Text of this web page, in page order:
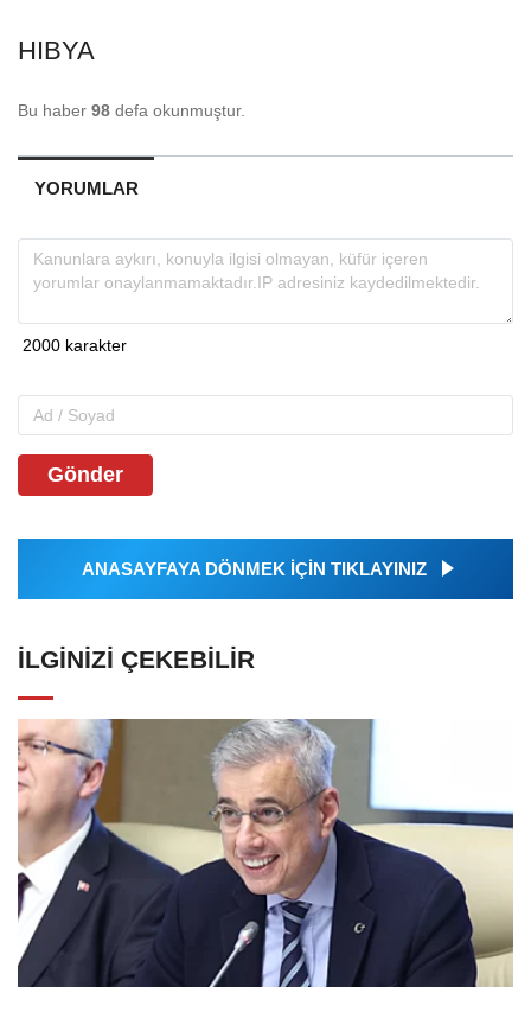
HIBYA
Bu haber 98 defa okunmuştur.
YORUMLAR
Gönder
ANASAYFAYA DÖNMEK İÇİN TIKLAYINIZ
İLGINIZI ÇEKEBILIR